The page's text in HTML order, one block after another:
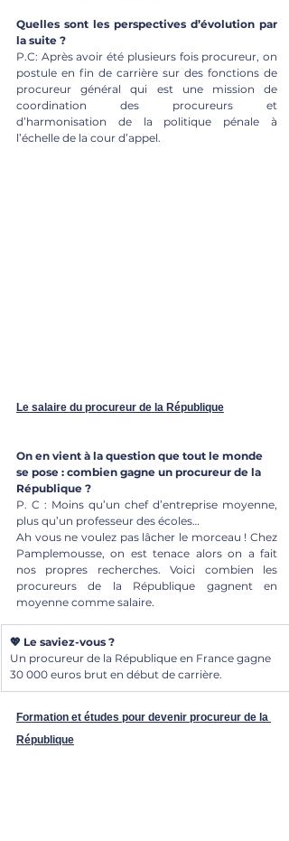
Quelles sont les perspectives d’évolution par
la suite ?
P.C: Après avoir été plusieurs fois procureur, on
postule en fin de carrière sur des fonctions de
procureur général qui est une mission de
coordination des procureurs et
d’harmonisation de la politique pénale à
l’échelle de la cour d’appel.
Le salaire du procureur de la République
On en vient à la question que tout le monde
se pose : combien gagne un procureur de la
République ?
P. C : Moins qu’un chef d’entreprise moyenne,
plus qu’un professeur des écoles…
Ah vous ne voulez pas lâcher le morceau ! Chez
Pamplemousse, on est tenace alors on a fait
nos propres recherches. Voici combien les
procureurs de la République gagnent en
moyenne comme salaire.
💖 Le saviez-vous ?
Un procureur de la République en France gagne
30 000 euros brut en début de carrière.
Formation et études pour devenir procureur de la
République